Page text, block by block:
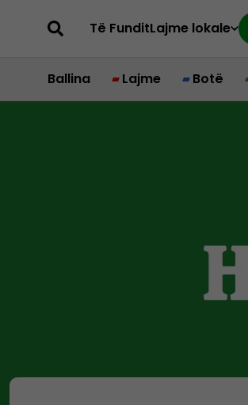
Të FunditLajme lokale
Ballina Lajme Botë